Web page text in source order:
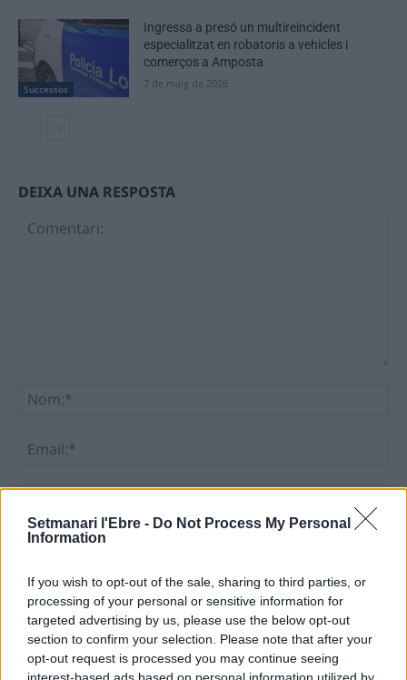
Setmanari l'Ebre - Do Not Process My Personal
Information
If you wish to opt-out of the sale, sharing to third parties, or
processing of your personal or sensitive information for
targeted advertising by us, please use the below opt-out
section to confirm your selection. Please note that after your
opt-out request is processed you may continue seeing
Successos
Ingressa a presó un multireincident
especialitzat en robatoris a vehicles i
comerços a Amposta
7 de maig de 2026
DEIXA UNA RESPOSTA
Deseu el meu nom, el correu electrònic i el lloc web en